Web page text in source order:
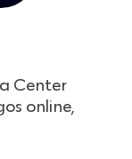
Center
online,